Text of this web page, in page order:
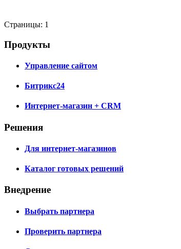
Страницы: 1
Продукты
Управление сайтом
Битрикс24
Интернет-магазин + CRM
Решения
Для интернет-магазинов
Каталог готовых решений
Внедрение
Выбрать партнера
Проверить партнера